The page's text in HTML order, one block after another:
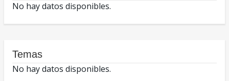
No hay datos disponibles.
Temas
No hay datos disponibles.